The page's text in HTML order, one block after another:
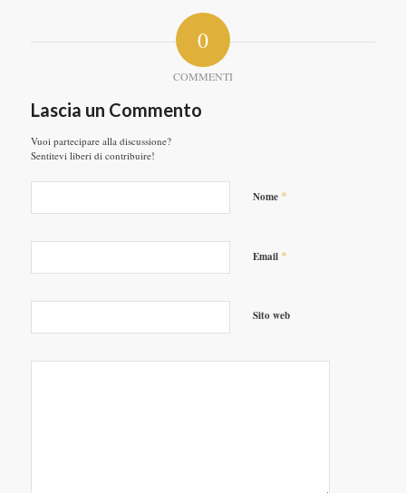
0
COMMENTI
Lascia un Commento
Vuoi partecipare alla discussione?
Sentitevi liberi di contribuire!
Nome *
Email *
Sito web